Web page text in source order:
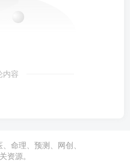
内容
命理、预测、网创、
资源。